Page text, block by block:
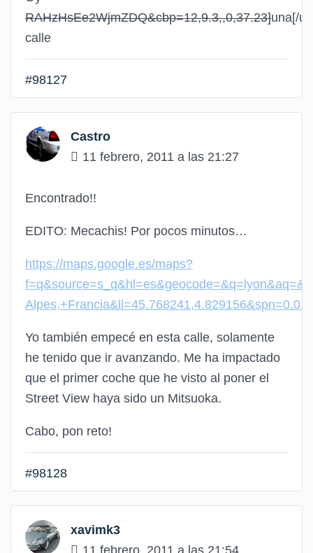
RAHzHsEe2WjmZDQ&cbp=12,9.3,,0,37.23]una[/
calle
#98127
Castro
11 febrero, 2011 a las 21:27
Encontrado!!
EDITO: Mecachis! Por pocos minutos…
https://maps.google.es/maps?
Yo también empecé en esta calle, solamente
he tenido que ir avanzando. Me ha impactado
que el primer coche que he visto al poner el
Street View haya sido un Mitsuoka.
Cabo, pon reto!
#98128
xavimk3